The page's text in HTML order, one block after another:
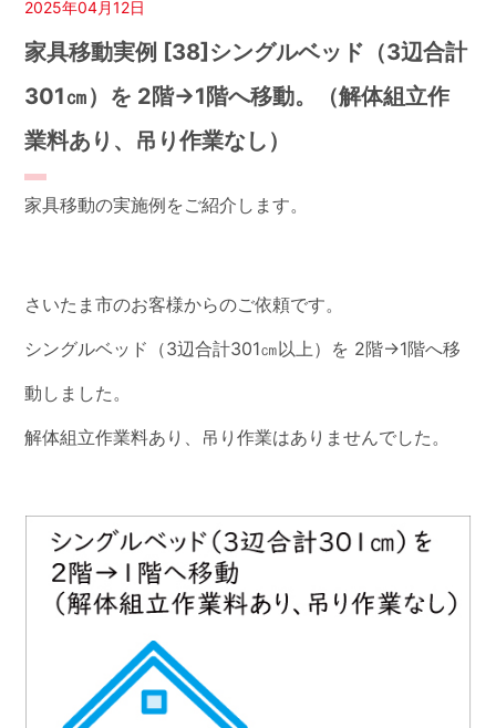
2025年04月12日
家具移動実例 [38]シングルベッド（3辺合計
301㎝）を 2階→1階へ移動。（解体組立作
業料あり、吊り作業なし）
家具移動の実施例をご紹介します。
さいたま市のお客様からのご依頼です。
シングルベッド（3辺合計301㎝以上）を 2階→1階へ移
動しました。
解体組立作業料あり、吊り作業はありませんでした。